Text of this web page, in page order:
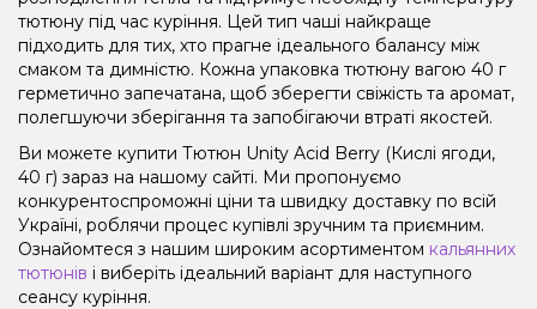
тютюну під час куріння. Цей тип чаші найкраще
підходить для тих, хто прагне ідеального балансу між
смаком та димністю. Кожна упаковка тютюну вагою 40 г
герметично запечатана, щоб зберегти свіжість та аромат,
полегшуючи зберігання та запобігаючи втраті якостей.
Ви можете купити Тютюн Unity Acid Berry (Кислі ягоди,
40 г) зараз на нашому сайті. Ми пропонуємо
конкурентоспроможні ціни та швидку доставку по всій
Україні, роблячи процес купівлі зручним та приємним.
Ознайомтеся з нашим широким асортиментом кальянних
тютюнів і виберіть ідеальний варіант для наступного
сеансу куріння.